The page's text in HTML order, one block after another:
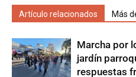
Artículo relacionados Más
Marcha por
jardín
respuestas